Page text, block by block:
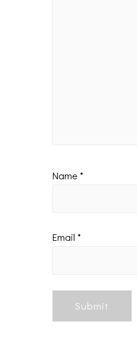
Name*
Email*